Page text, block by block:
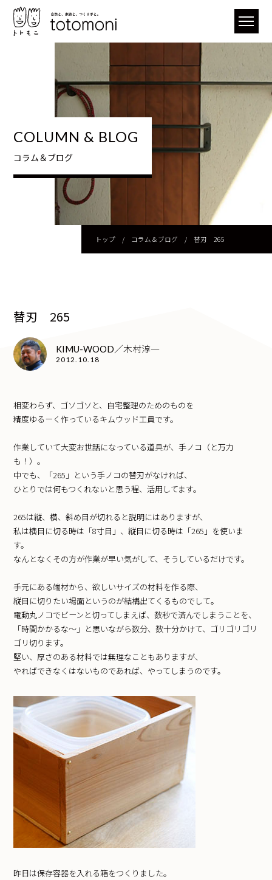
COLUMN & BLOG
コラム＆ブログ
トップ/ コラム＆ブログ / 替刃 265
替刃 265
KIMU-WOOD／木村淳一
2012.10.18
相変わらず、ゴソゴソと、自宅整理のためのものを
精度ゆるーく作っているキムウッド工員です。
作業していて大変お世話になっている道具が、手ノコ（と万力
も！）。
中でも、「265」という手ノコの替刃がなければ、
ひとりでは何もつくれないと思う程、活用してます。
265は縦、横、斜め目が切れると説明にはありますが、
私は横目に切る時は「8寸目」、縦目に切る時は「265」を使いま
す。
なんとなくその方が作業が早い気がして、そうしているだけです。
手元にある端材から、欲しいサイズの材料を作る際、
縦目に切りたい場面というのが結構出てくるものでして。
電動丸ノコでビーンと切ってしまえば、数秒で済んでしまうことを、
「時間かかるな〜」と思いながら数分、数十分かけて、ゴリゴリゴリ
ゴリ切ります。
堅い、厚さのある材料では無理なこともありますが、
やればできなくはないものであれば、やってしまうのです。
昨日は保存容器を入れる箱をつくりました。